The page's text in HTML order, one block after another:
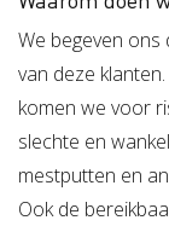
We begeven ons
van deze
komen we voor
slechte en
mestputten en
Ook de